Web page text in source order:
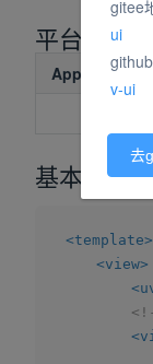
平台兼容性
App（vue）
基本使用
<template>
<view>
<
<
gitee
ui
github
v-ui
去